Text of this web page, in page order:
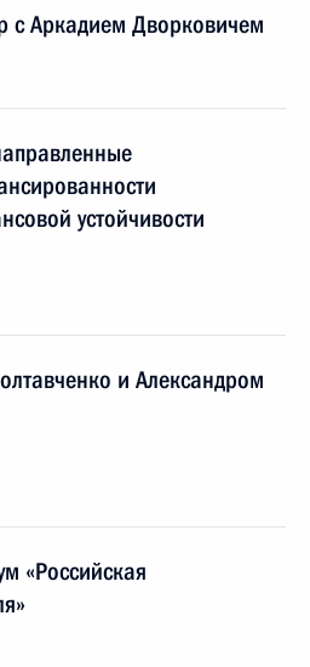
с Аркадием Дворковичем
устойчивости
и Александром
«Российская